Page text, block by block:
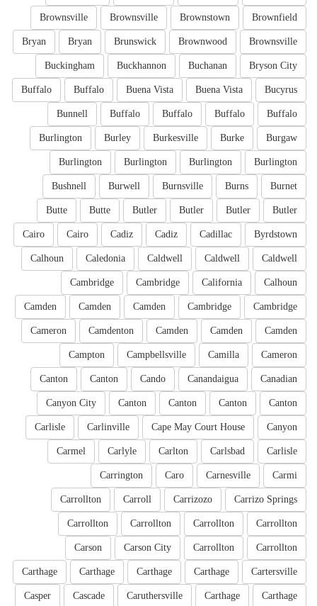
Brownfield
Brownstown
Brownsville
Brownsville
Brownsville
Brownwood
Brunswick
Bryan
Bryan
Bryson City
Buchanan
Buckhannon
Buckingham
Bucyrus
Buena Vista
Buena Vista
Buffalo
Buffalo
Buffalo
Buffalo
Buffalo
Buffalo
Bunnell
Burgaw
Burke
Burkesville
Burley
Burlington
Burlington
Burlington
Burlington
Burlington
Burnet
Burns
Burnsville
Burwell
Bushnell
Butler
Butler
Butler
Butler
Butte
Butte
Byrdstown
Cadillac
Cadiz
Cadiz
Cairo
Cairo
Caldwell
Caldwell
Caldwell
Caledonia
Calhoun
Calhoun
California
Cambridge
Cambridge
Cambridge
Cambridge
Camden
Camden
Camden
Camden
Camden
Camden
Camdenton
Cameron
Cameron
Camilla
Campbellsville
Campton
Canadian
Canandaigua
Cando
Canton
Canton
Canton
Canton
Canton
Canton
Canyon City
Canyon
Cape May Court House
Carlinville
Carlisle
Carlisle
Carlsbad
Carlton
Carlyle
Carmel
Carmi
Carnesville
Caro
Carrington
Carrizo Springs
Carrizozo
Carroll
Carrollton
Carrollton
Carrollton
Carrollton
Carrollton
Carrollton
Carrollton
Carson City
Carson
Cartersville
Carthage
Carthage
Carthage
Carthage
Carthage
Carthage
Caruthersville
Cascade
Casper